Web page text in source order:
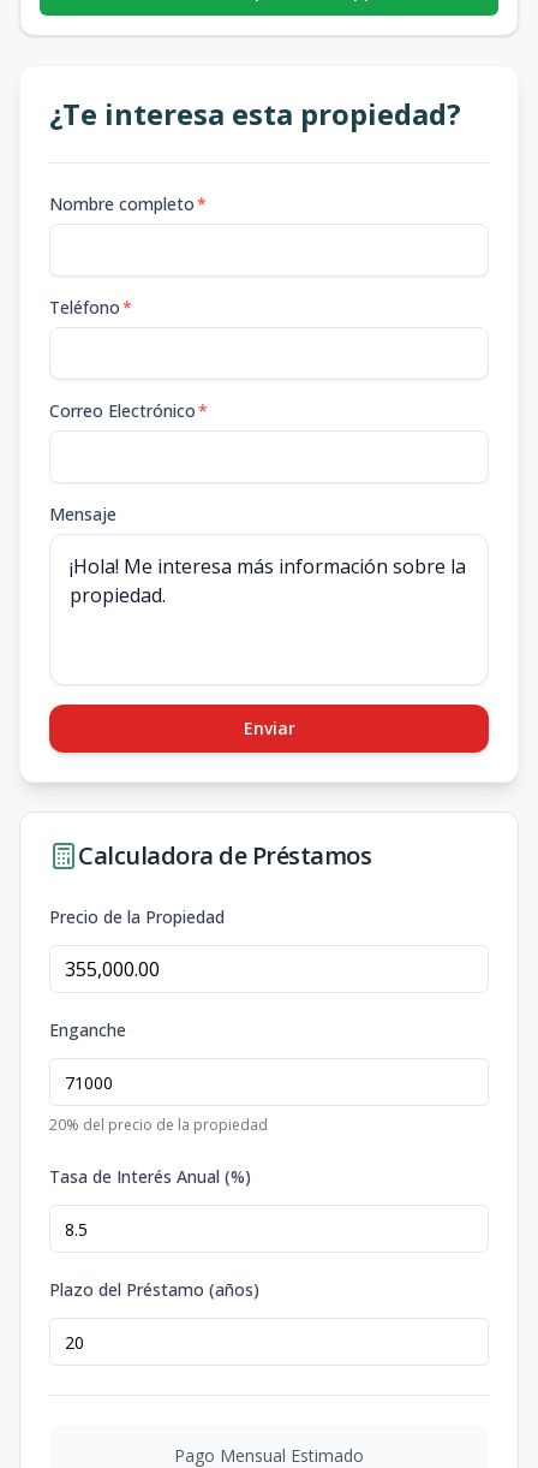
¿Te interesa esta propiedad?
Nombre completo*
Teléfono*
Correo Electrónico*
Mensaje
Enviar
Calculadora de Préstamos
Precio de la Propiedad
Enganche
20% del precio de la propiedad
Tasa de Interés Anual (%)
Plazo del Préstamo (años)
Pago Mensual Estimado